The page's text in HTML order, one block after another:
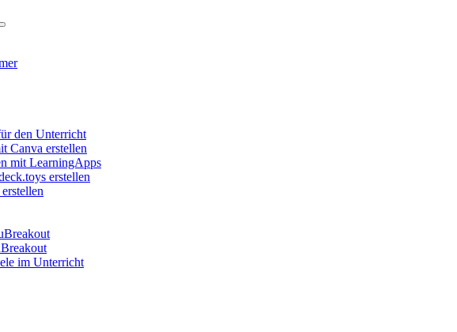
den Unterricht
Canva erstellen
mit LearningApps
erstellen
im Unterricht